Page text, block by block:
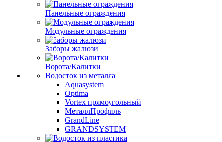
Панельные ограждения
Модульные ограждения
Заборы жалюзи
Ворота/Калитки
Водосток из металла
Aquasystem
Optima
Vortex прямоугольный
МеталлПрофиль
GrandLine
GRANDSYSTEM